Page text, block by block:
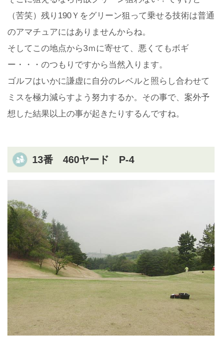
（苦笑）残り190Ｙをグリーン狙って乗せる技術は普通
のアマチュアにはありませんからね。
そしてこの地点から3ｍに寄せて、悪くてもボギ
ー・・・のつもりですから当然入ります。
ゴルフはいかに謙虚に自分のレベルと照らし合わせて
ミスを極力減らすよう努力するか。その事で、案外予
想した結果以上の事が起きたりするんですね。
13番 460ヤード P-4